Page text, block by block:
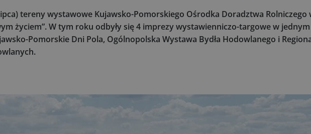
tereny wystawowe Kujawsko-Pomorskiego Ośrodka Doradztwa Rolniczego
życiem”. W tym roku odbyły się 4 imprezy wystawienniczo-targowe w
Pomorskie Dni Pola, Ogólnopolska Wystawa Bydła Hodowlanego i